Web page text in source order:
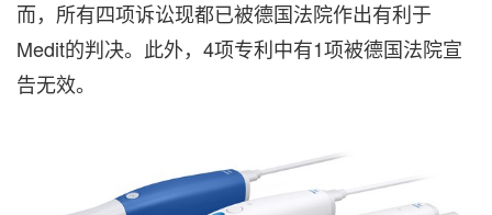
而，所有四项诉讼现都已被德国法院作出有利于
Medit的判决。此外，4项专利中有1项被德国法院宣
告无效。